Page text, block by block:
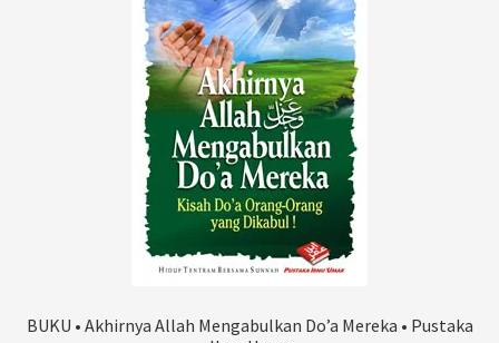
BUKU • Akhirnya Allah Mengabulkan Do’a Mereka • Pustaka